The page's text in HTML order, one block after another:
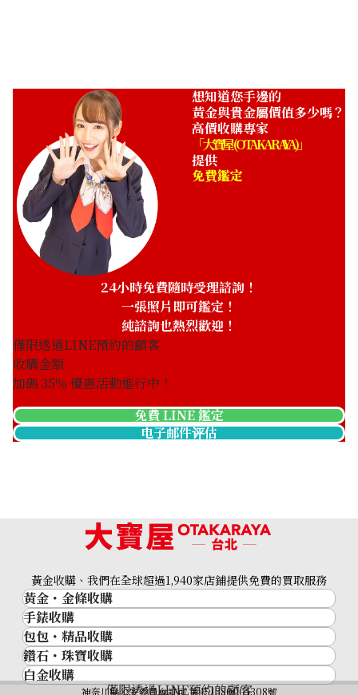
想知道您手邊的
黃金與貴金屬價值多少嗎？
高價收購專家
「大寶屋 (OTAKARAYA)」
提供
免費鑑定
24小時免費隨時受理諮詢！
一張照片即可鑑定！
純諮詢也熱烈歡迎！
僅限透過LINE預約的顧客
收購金額
加碼35% 優惠活動進行中！
免費 LINE 鑑定
电子邮件评估
僅限透過LINE預約的顧客
黃金收購、我們在全球超過1,940家店鋪提供免費的買取服務
黃金・金條收購
黃金與貴金屬
金的錠
金幣
黃金過去10年
手錶收購
名牌手錶
Rolex
Patek Philippe
包包・精品收購
品牌精品
Cartier
鑽石・珠寶收購
鑽石･珠寶
白金收購
神奈川縣公安委員會許可 第451380001308號